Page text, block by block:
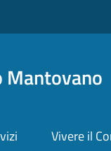
Mantovano
Vivere il